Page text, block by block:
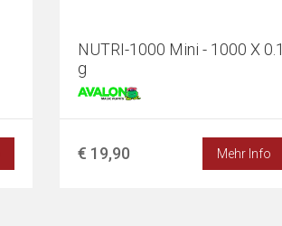
NUTRI-1000 Mini - 1000 X 0.1
g
€ 19,90 Mehr Info